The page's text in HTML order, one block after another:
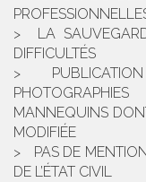
LA
DIFFICULTÉS
MANNEQUINS
MODIFIÉE
PAS DE
DE L’ÉTAT CIVIL